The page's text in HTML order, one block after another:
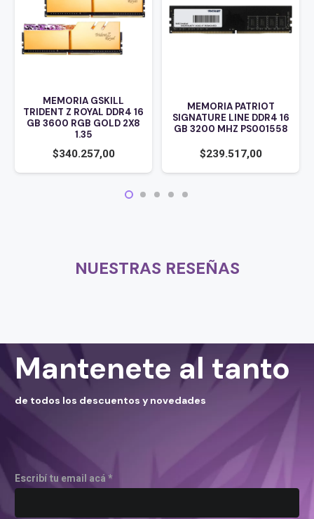
MEMORIA GSKILL
TRIDENT Z ROYAL DDR4 16
GB 3600 RGB GOLD 2X8
1.35
$340.257,00
MEMORIA PATRIOT
SIGNATURE LINE DDR4 16
GB 3200 MHZ PS001558
$239.517,00
NUESTRAS RESEÑAS
Mantenete al tanto
de todos los descuentos y novedades
Escribí tu email acá *